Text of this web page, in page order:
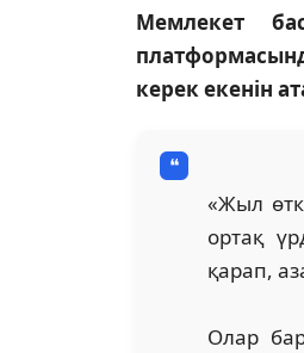
Мемлекет
керек екенін
«Жыл
ортақ
қарап,
Олар